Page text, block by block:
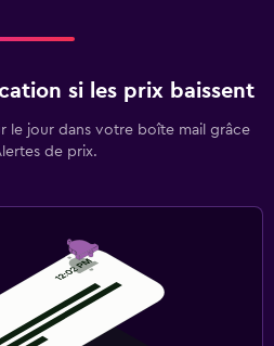
si les prix baissent
le jour dans votre boîte mail grâce
de prix.